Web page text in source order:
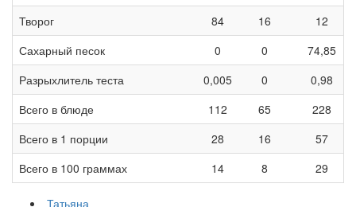
Творог
84 16
12
Сахарный песок
0 0
74,85
Разрыхлитель теста
0,005 0
0,98
Всего в блюде
112 65
228
Всего в 1 порции
28 16
57
Всего в 100 граммах
14 8 29
Татьяна